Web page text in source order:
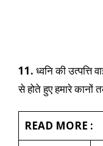
11. ध्वनि की उत्पत्ति
से होते हुए हमारे कानों
READ MORE :